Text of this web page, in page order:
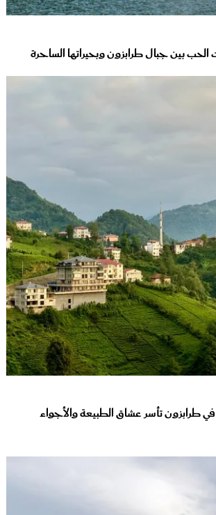
بين جبال طرابزون وبحيراتها الساحرة
طرابزون تأسر عشاق الطبيعة والأجواء